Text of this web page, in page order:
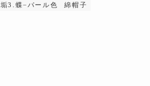
3.蝶−パール色
綿帽子